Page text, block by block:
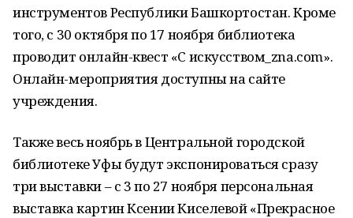
инструментов Республики Башкортостан. Кроме
того, с 30 октября по 17 ноября библиотека
проводит онлайн-квест «С искусством_zna.com».
Онлайн-мероприятия доступны на сайте
учреждения.
Также весь ноябрь в Центральной городской
библиотеке Уфы будут экспонироваться сразу
три выставки – с 3 по 27 ноября персональная
выставка картин Ксении Киселевой «Прекрасное